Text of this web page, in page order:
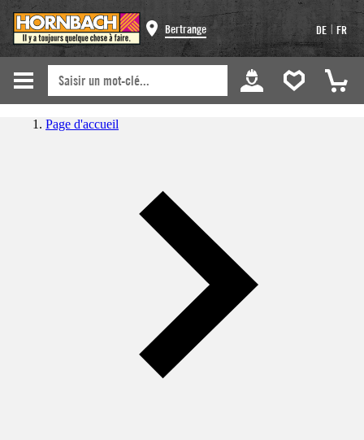
Bertrange DE | FR
Page d'accueil